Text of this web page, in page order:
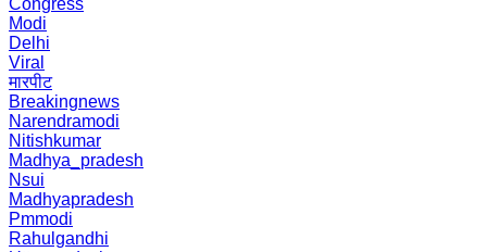
Congress
Modi
Delhi
Viral
मारपीट
Breakingnews
Narendramodi
Nitishkumar
Madhya_pradesh
Nsui
Madhyapradesh
Pmmodi
Rahulgandhi